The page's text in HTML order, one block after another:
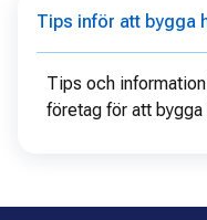
Tips inför att bygga
Tips och
företag för att bygga